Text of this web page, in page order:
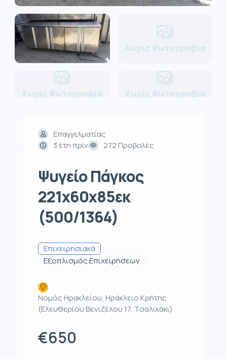
Χωρίς Φωτογραφία
Χωρίς Φωτογραφία Χωρίς Φωτογραφία
Επαγγελματίας
3 έτη πρίν
272 Προβολές
Ψυγείο Πάγκος
221x60x85εκ
(500/1364)
Επιχειρησιακά
Εξοπλισμός Επιχειρήσεων
Νομός Ηρακλείου, Ηράκλειο Κρήτης
(Ελευθερίου Βενιζέλου 17, Τσαλικάκι)
€650